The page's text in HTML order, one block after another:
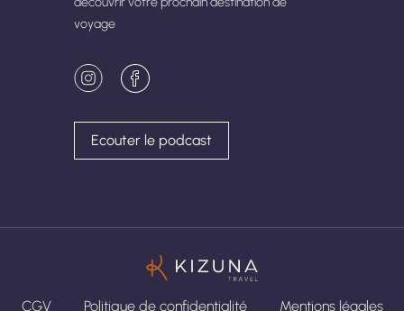
voyage
Ecouter le podcast
CGV Politique de confidentialité Mentions légales